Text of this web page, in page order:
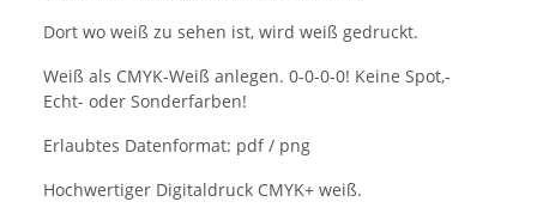
Dort wo weiß zu sehen ist, wird weiß gedruckt.
Weiß als CMYK-Weiß anlegen. 0-0-0-0! Keine Spot,-
Echt- oder Sonderfarben!
Erlaubtes Datenformat: pdf / png
Hochwertiger Digitaldruck CMYK+ weiß.